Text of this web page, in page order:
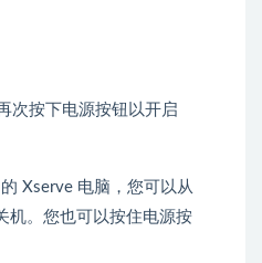
次按下电源按钮以开启
Xserve 电脑，您可以从
机。您也可以按住电源按